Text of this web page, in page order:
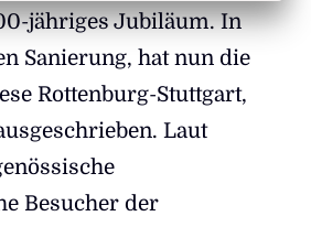
jähriges Jubiläum. In
Sanierung, hat nun die
Rottenburg-Stuttgart,
Laut
Besucher der